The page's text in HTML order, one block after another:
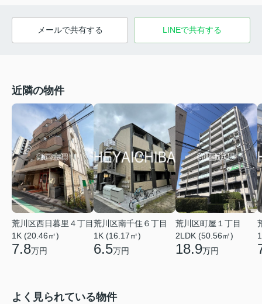
メールで共有する LINEで共有する
近隣の物件
荒川区西日暮里４丁目
1K (20.46㎡)
7.8万円
荒川区南千住６丁目
1K (16.17㎡)
6.5万円
荒川区町屋１丁目
2LDK (50.56㎡)
18.9万円
よく見られている物件